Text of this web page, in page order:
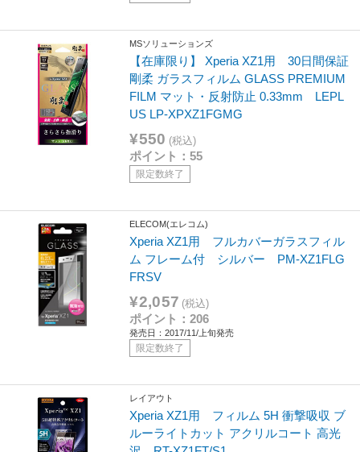
MSソリューションズ
【在庫限り】 Xperia XZ1用 30日間保証
剛柔 ガラスフィルム GLASS PREMIUM
FILM マット・反射防止 0.33mm LEPL
US LP-XPXZ1FGMG
¥550 (税込)
ポイント：55
限定数終了
ELECOM(エレコム)
Xperia XZ1用 フルカバーガラスフィル
ム フレーム付 シルバー PM-XZ1FLG
FRSV
¥2,057 (税込)
ポイント：206
発売日：2017/11/上旬発売
限定数終了
レイアウト
Xperia XZ1用 フィルム 5H 衝撃吸収 ブ
ルーライトカット アクリルコート 高光